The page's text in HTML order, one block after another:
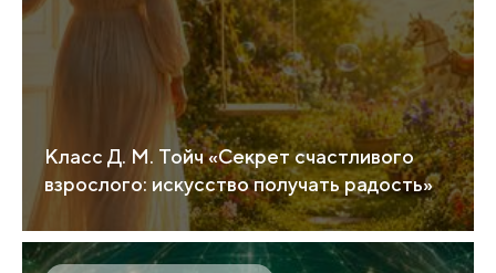
Класс Д. М. Тойч «Секрет счастливого
взрослого: искусство получать радость»